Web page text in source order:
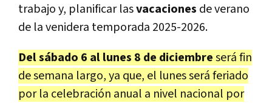
trabajo y, planificar lasvacaciones de verano
de la venidera temporada 2025-2026.
Del sábado 6 al lunes 8 de diciembreserá fin
de semana largo, ya que, el lunes será feriado
por la celebración anual a nivel nacional por